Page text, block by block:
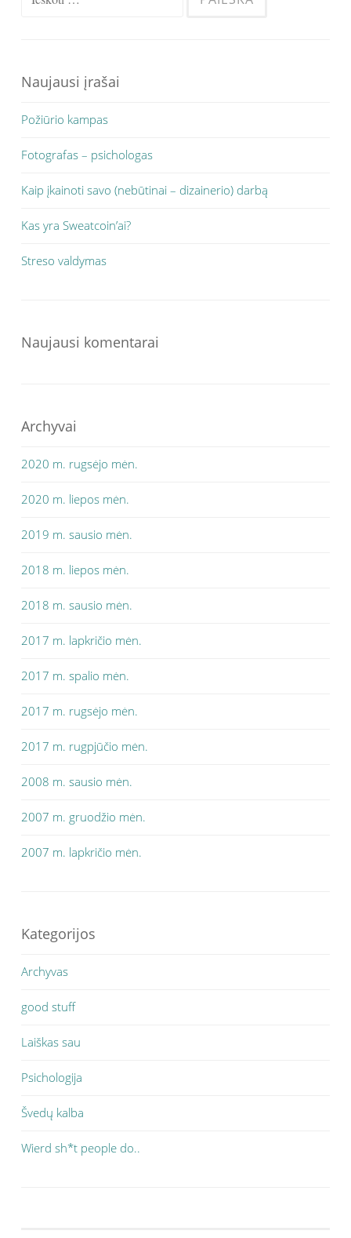
Naujausi įrašai
Požiūrio kampas
Fotografas – psichologas
Kaip įkainoti savo (nebūtinai – dizainerio) darbą
Kas yra Sweatcoin’ai?
Streso valdymas
Naujausi komentarai
Archyvai
2020 m. rugsėjo mėn.
2020 m. liepos mėn.
2019 m. sausio mėn.
2018 m. liepos mėn.
2018 m. sausio mėn.
2017 m. lapkričio mėn.
2017 m. spalio mėn.
2017 m. rugsėjo mėn.
2017 m. rugpjūčio mėn.
2008 m. sausio mėn.
2007 m. gruodžio mėn.
2007 m. lapkričio mėn.
Kategorijos
Archyvas
good stuff
Laiškas sau
Psichologija
Švedų kalba
Wierd sh*t people do..